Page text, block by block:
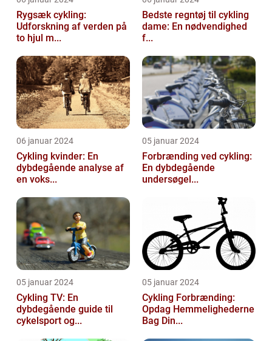
Rygsæk cykling:
Udforskning af verden på
to hjul m...
Bedste regntøj til cykling
dame: En nødvendighed
f...
06 januar 2024
Cykling kvinder: En
dybdegående analyse af
en voks...
05 januar 2024
Forbrænding ved cykling:
En dybdegående
undersøgel...
05 januar 2024
Cykling TV: En
dybdegående guide til
cykelsport og...
05 januar 2024
Cykling Forbrænding:
Opdag Hemmelighederne
Bag Din...